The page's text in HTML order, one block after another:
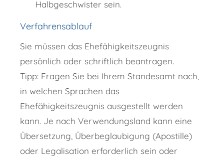
Halbgeschwister sein.
Verfahrensablauf
Sie müssen das Ehefähigkeitszeugnis
persönlich oder schriftlich beantragen.
Tipp: Fragen Sie bei Ihrem Standesamt nach,
in welchen Sprachen das
Ehefähigkeitszeugnis ausgestellt werden
kann. Je nach Verwendungsland kann eine
Übersetzung, Überbeglaubigung (Apostille)
oder Legalisation erforderlich sein oder